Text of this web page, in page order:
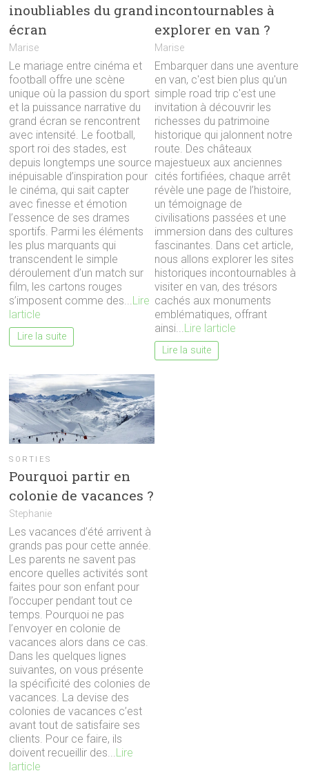
inoubliables du grand
écran
Marise
Le mariage entre cinéma et
football offre une scène
unique où la passion du sport
et la puissance narrative du
grand écran se rencontrent
avec intensité. Le football,
sport roi des stades, est
depuis longtemps une source
inépuisable d’inspiration pour
le cinéma, qui sait capter
avec finesse et émotion
l’essence de ses drames
sportifs. Parmi les éléments
les plus marquants qui
transcendent le simple
déroulement d’un match sur
film, les cartons rouges
s’imposent comme des...Lire
larticle
Lire la suite
incontournables à
explorer en van ?
Marise
Embarquer dans une aventure
en van, c'est bien plus qu'un
simple road trip c'est une
invitation à découvrir les
richesses du patrimoine
historique qui jalonnent notre
route. Des châteaux
majestueux aux anciennes
cités fortifiées, chaque arrêt
révèle une page de l’histoire,
un témoignage de
civilisations passées et une
immersion dans des cultures
fascinantes. Dans cet article,
nous allons explorer les sites
historiques incontournables à
visiter en van, des trésors
cachés aux monuments
emblématiques, offrant
ainsi...Lire larticle
Lire la suite
SORTIES
Pourquoi partir en
colonie de vacances ?
Stephanie
Les vacances d’été arrivent à
grands pas pour cette année.
Les parents ne savent pas
encore quelles activités sont
faites pour son enfant pour
l’occuper pendant tout ce
temps. Pourquoi ne pas
l’envoyer en colonie de
vacances alors dans ce cas.
Dans les quelques lignes
suivantes, on vous présente
la spécificité des colonies de
vacances. La devise des
colonies de vacances c’est
avant tout de satisfaire ses
clients. Pour ce faire, ils
doivent recueillir des...Lire
larticle